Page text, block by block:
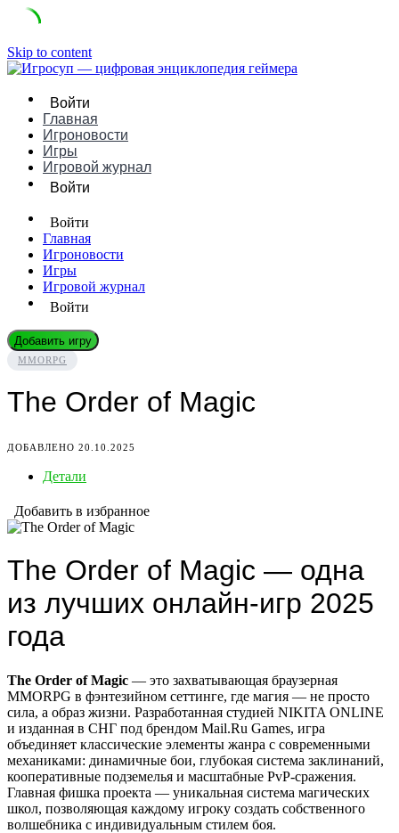
Skip to content
Войти
Главная
Игроновости
Игры
Игровой журнал
Войти
Войти
Главная
Игроновости
Игры
Игровой журнал
Войти
Добавить игру
MMORPG
The Order of Magic
ДОБАВЛЕНО 20.10.2025
Детали
Добавить в избранное
The Order of Magic — одна
из лучших онлайн-игр 2025
года
The Order of Magic — это захватывающая браузерная
MMORPG в фэнтезийном сеттинге, где магия — не просто
сила, а образ жизни. Разработанная студией NIKITA ONLINE
и изданная в СНГ под брендом Mail.Ru Games, игра
объединяет классические элементы жанра с современными
механиками: динамичные бои, глубокая система заклинаний,
кооперативные подземелья и масштабные PvP-сражения.
Главная фишка проекта — уникальная система магических
школ, позволяющая каждому игроку создать собственного
волшебника с индивидуальным стилем боя.